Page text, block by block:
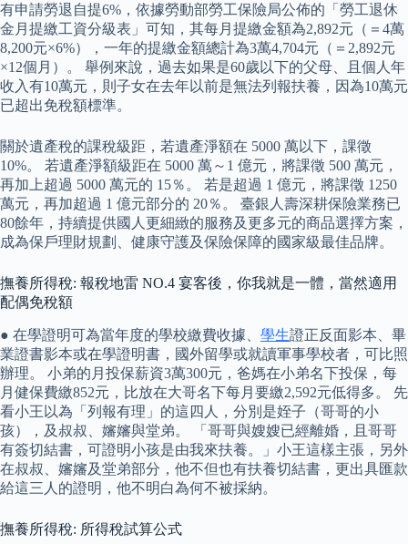
有申請勞退自提6%，依據勞動部勞工保險局公佈的「勞工退休
金月提繳工資分級表」可知，其每月提繳金額為2,892元（＝4萬
8,200元×6%），一年的提繳金額總計為3萬4,704元（＝2,892元
×12個月）。 舉例來說，過去如果是60歲以下的父母、且個人年
收入有10萬元，則子女在去年以前是無法列報扶養，因為10萬元
已超出免稅額標準。
關於遺產稅的課稅級距，若遺產淨額在 5000 萬以下，課徵
10%。 若遺產淨額級距在 5000 萬～1 億元，將課徵 500 萬元，
再加上超過 5000 萬元的 15％。 若是超過 1 億元，將課徵 1250
萬元，再加超過 1 億元部分的 20％。 臺銀人壽深耕保險業務已
80餘年，持續提供國人更細緻的服務及更多元的商品選擇方案，
成為保戶理財規劃、健康守護及保險保障的國家級最佳品牌。
撫養所得稅: 報稅地雷 NO.4 宴客後，你我就是一體，當然適用
配偶免稅額
● 在學證明可為當年度的學校繳費收據、 學生證正反面影本、畢
業證書影本或在學證明書，國外留學或就讀軍事學校者，可比照
辦理。 小弟的月投保薪資3萬300元，爸媽在小弟名下投保，每
月健保費繳852元，比放在大哥名下每月要繳2,592元低得多。 先
看小王以為「列報有理」的這四人，分別是姪子（哥哥的小
孩），及叔叔、嬸嬸與堂弟。 「哥哥與嫂嫂已經離婚，且哥哥
有簽切結書，可證明小孩是由我來扶養。」小王這樣主張，另外
在叔叔、嬸嬸及堂弟部分，他不但也有扶養切結書，更出具匯款
給這三人的證明，他不明白為何不被採納。
撫養所得稅: 所得稅試算公式